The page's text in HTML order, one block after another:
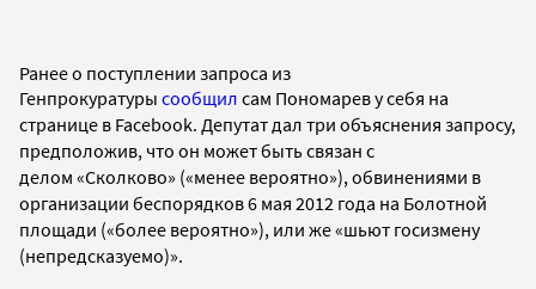
Ранее о поступлении запроса из
Генпрокуратуры сообщил сам Пономареву себя на
странице в Facebook. Депутат дал три объяснения запросу,
предположив, что он может быть связан с
делом «Сколково» («менее вероятно»), обвинениями в
организации беспорядков 6 мая 2012 года на Болотной
площади («более вероятно»), или же «шьют госизмену
(непредсказуемо)».